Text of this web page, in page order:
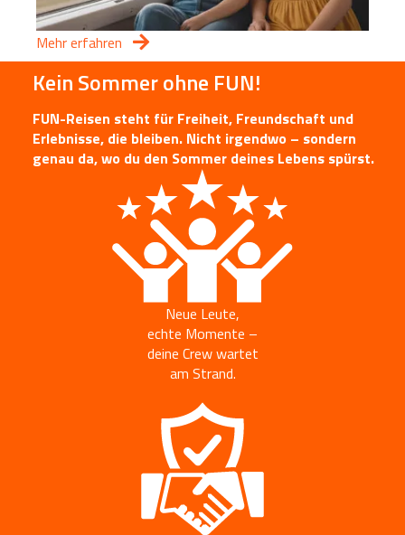
Mehr erfahren
Kein Sommer ohne FUN!
FUN-Reisen steht für Freiheit, Freundschaft und
Erlebnisse, die bleiben. Nicht irgendwo – sondern
genau da, wo du den Sommer deines Lebens spürst.
Neue Leute,
echte Momente –
deine Crew wartet
am Strand.